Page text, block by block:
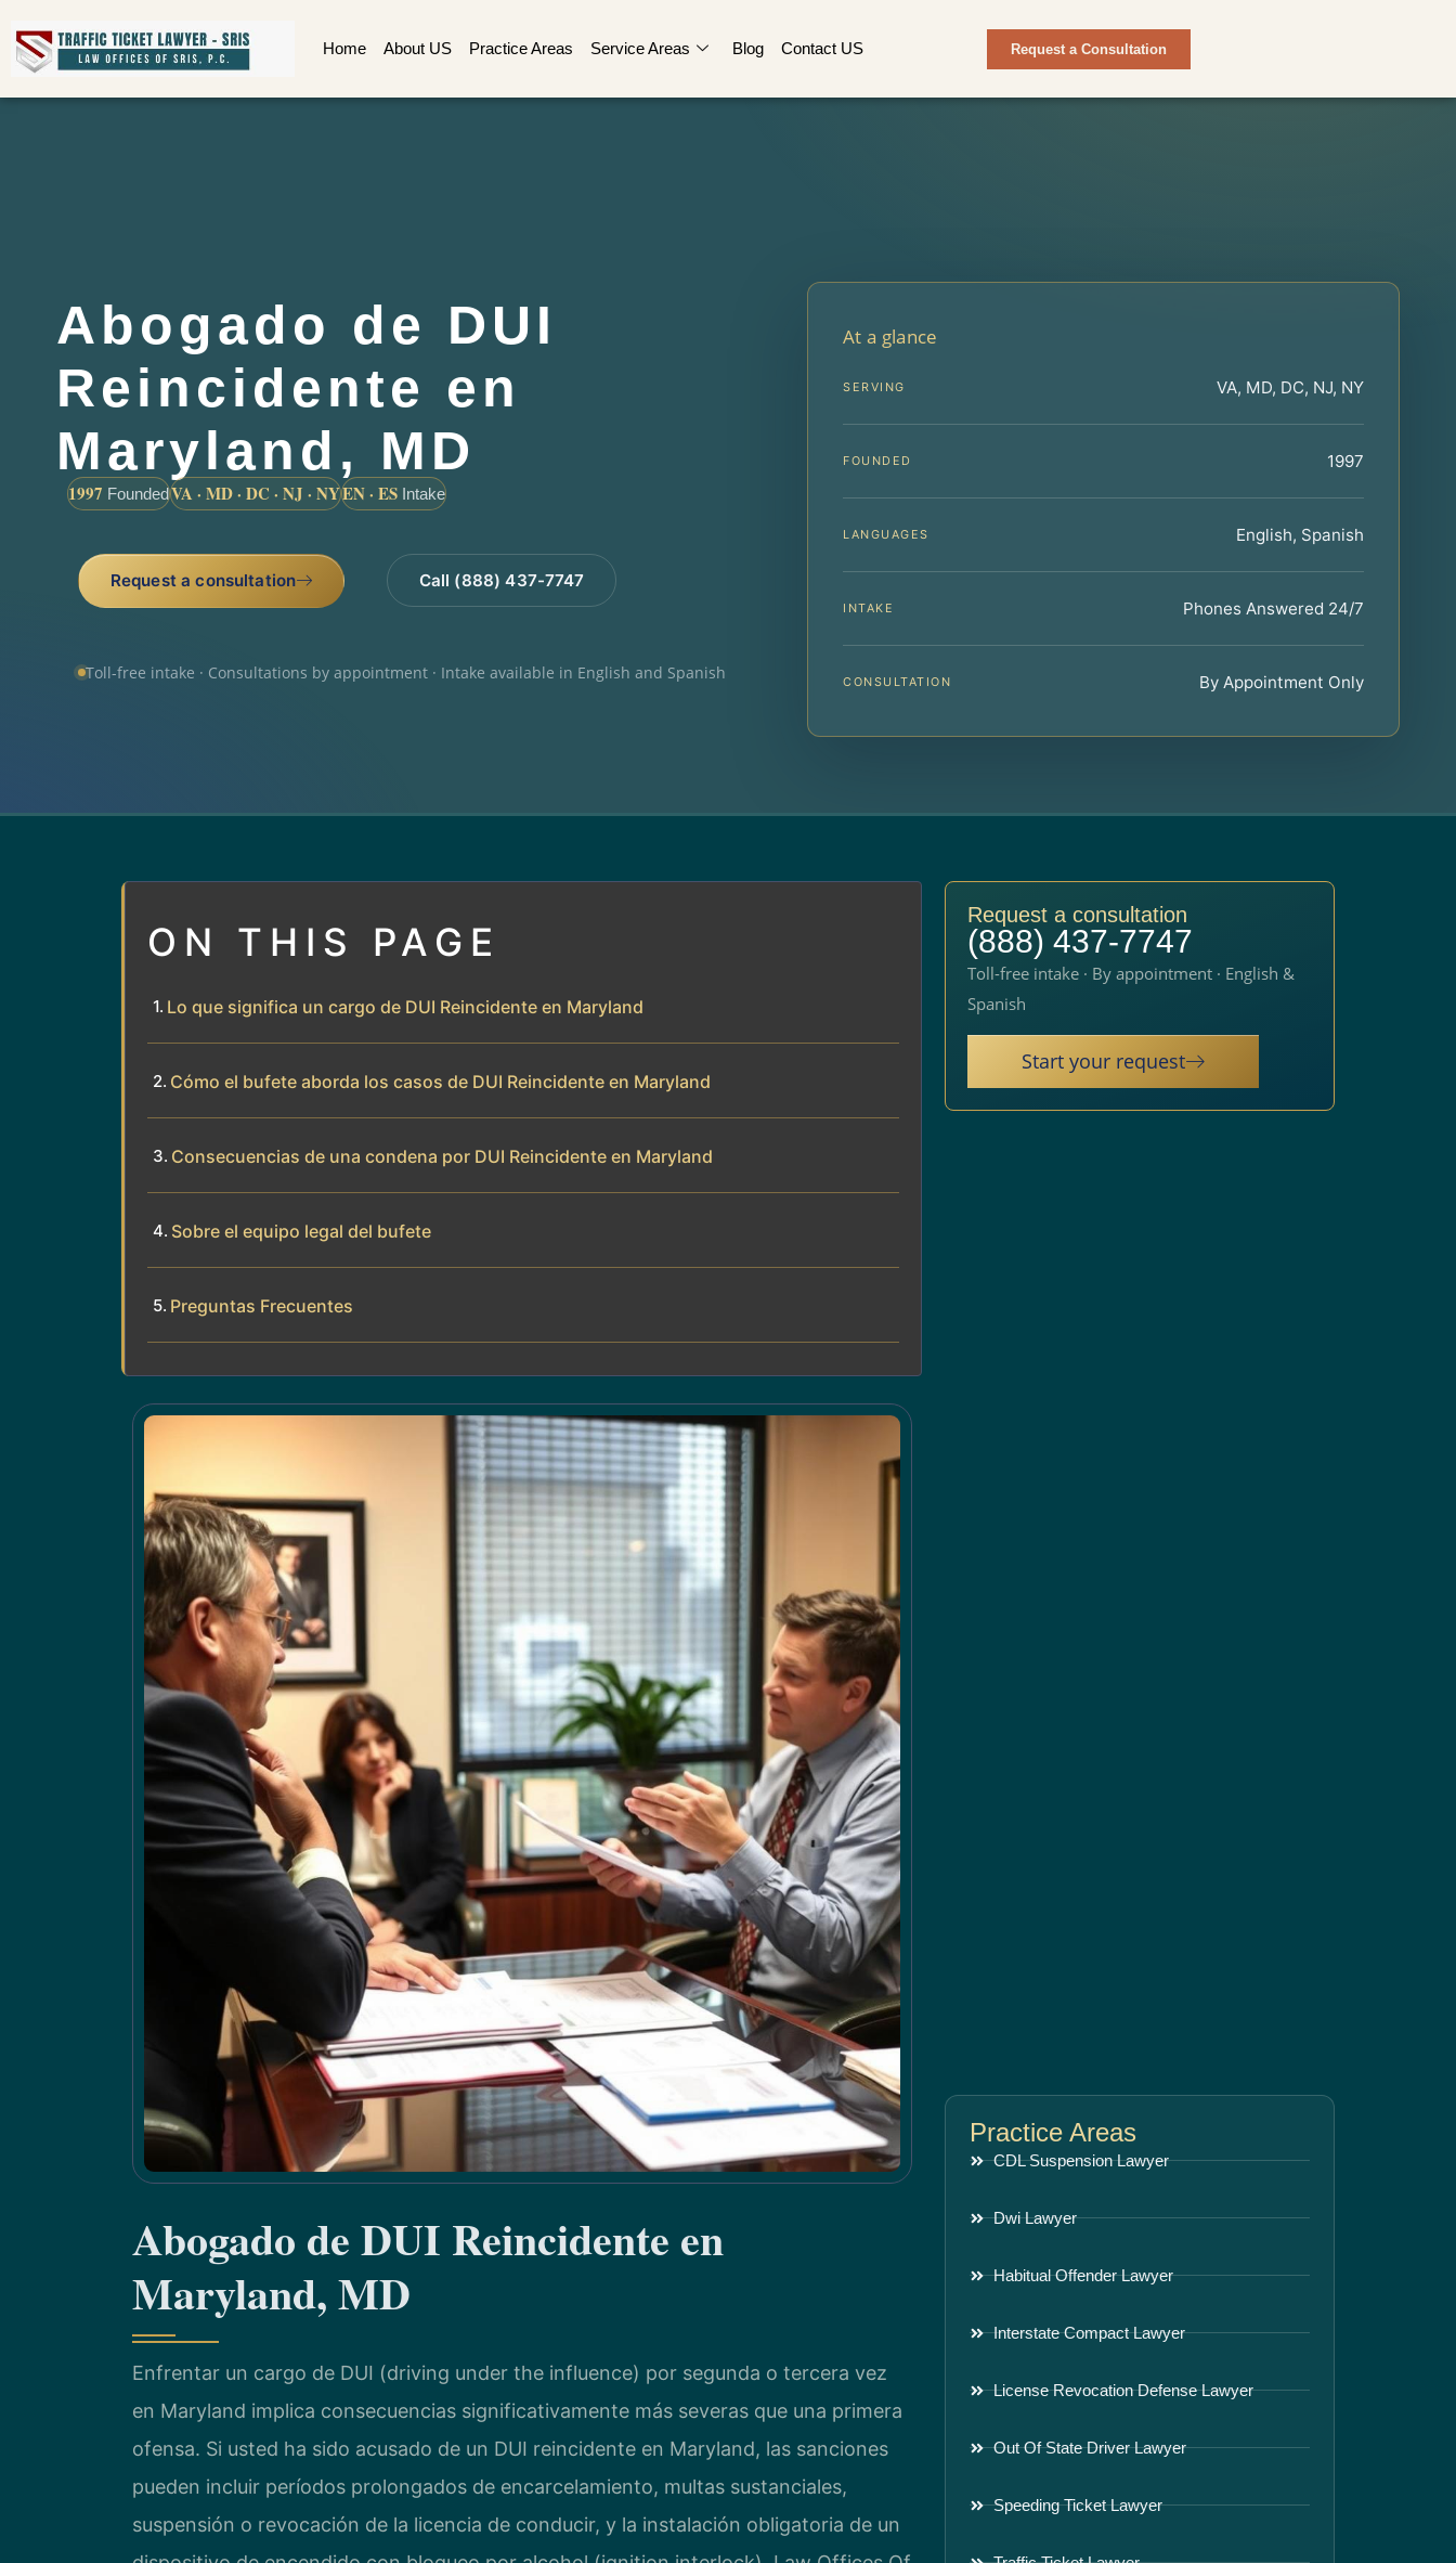
Home About US Practice Areas Service Areas Blog Contact US Request a Consultation
Abogado de DUI
Reincidente en
Maryland, MD
1997 FoundedVA · MD · DC · NJ · NYEN · ES Intake
Request a consultation Call (888) 437-7747
Toll-free intake · Consultations by appointment · Intake available in English and Spanish
At a glance
SERVING VA, MD, DC, NJ, NY
FOUNDED 1997
LANGUAGES English, Spanish
INTAKE Phones Answered 24/7
CONSULTATION By Appointment Only
ON THIS PAGE
Lo que significa un cargo de DUI Reincidente en Maryland
Cómo el bufete aborda los casos de DUI Reincidente en Maryland
Consecuencias de una condena por DUI Reincidente en Maryland
Sobre el equipo legal del bufete
Preguntas Frecuentes
Abogado de DUI Reincidente en
Maryland, MD
Enfrentar un cargo de DUI (driving under the influence) por segunda o tercera vez
en Maryland implica consecuencias significativamente más severas que una primera
ofensa. Si usted ha sido acusado de un DUI reincidente en Maryland, las sanciones
pueden incluir períodos prolongados de encarcelamiento, multas sustanciales,
suspensión o revocación de la licencia de conducir, y la instalación obligatoria de un
Request a consultation
(888) 437-7747
Toll-free intake · By appointment · English &
Spanish
Start your request
Practice Areas
CDL Suspension Lawyer
Dwi Lawyer
Habitual Offender Lawyer
Interstate Compact Lawyer
License Revocation Defense Lawyer
Out Of State Driver Lawyer
Speeding Ticket Lawyer